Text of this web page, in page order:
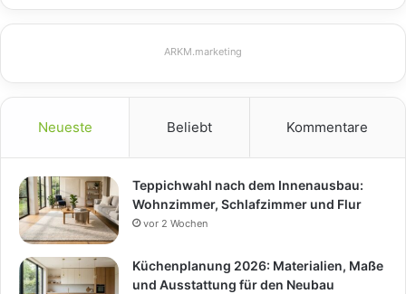
ARKM.marketing
Neueste Beliebt Kommentare
Teppichwahl nach dem Innenausbau:
Wohnzimmer, Schlafzimmer und Flur
vor 2 Wochen
Küchenplanung 2026: Materialien, Maße
und Ausstattung für den Neubau